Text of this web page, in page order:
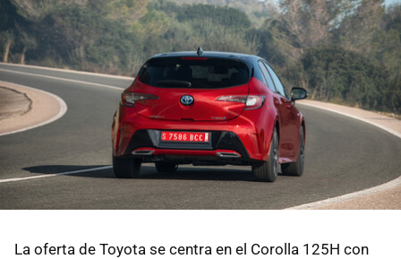
La oferta de Toyota se centra en el Corolla 125H con